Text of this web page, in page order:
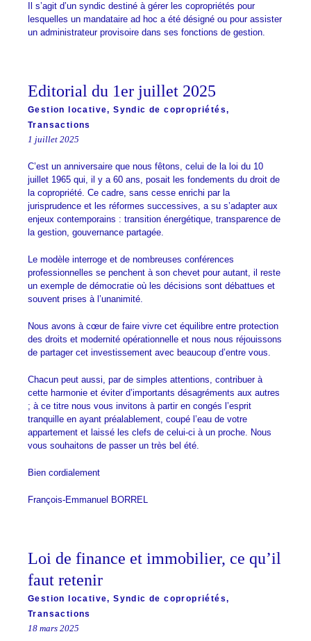
Il s’agit d’un syndic destiné à gérer les copropriétés pour
lesquelles un mandataire ad hoc a été désigné ou pour assister
un administrateur provisoire dans ses fonctions de gestion.
Editorial du 1er juillet 2025
Gestion locative,Syndic de copropriétés,
Transactions
1 juillet 2025
C’est un anniversaire que nous fêtons, celui de la loi du 10
juillet 1965 qui, il y a 60 ans, posait les fondements du droit de
la copropriété. Ce cadre, sans cesse enrichi par la
jurisprudence et les réformes successives, a su s’adapter aux
enjeux contemporains : transition énergétique, transparence de
la gestion, gouvernance partagée.
Le modèle interroge et de nombreuses conférences
professionnelles se penchent à son chevet pour autant, il reste
un exemple de démocratie où les décisions sont débattues et
souvent prises à l’unanimité.
Nous avons à cœur de faire vivre cet équilibre entre protection
des droits et modernité opérationnelle et nous nous réjouissons
de partager cet investissement avec beaucoup d’entre vous.
Chacun peut aussi, par de simples attentions, contribuer à
cette harmonie et éviter d’importants désagréments aux autres
; à ce titre nous vous invitons à partir en congés l’esprit
tranquille en ayant préalablement, coupé l’eau de votre
appartement et laissé les clefs de celui-ci à un proche. Nous
vous souhaitons de passer un très bel été.
Bien cordialement
François-Emmanuel BORREL
Loi de finance et immobilier, ce qu’il
faut retenir
Gestion locative,Syndic de copropriétés,
Transactions
18 mars 2025